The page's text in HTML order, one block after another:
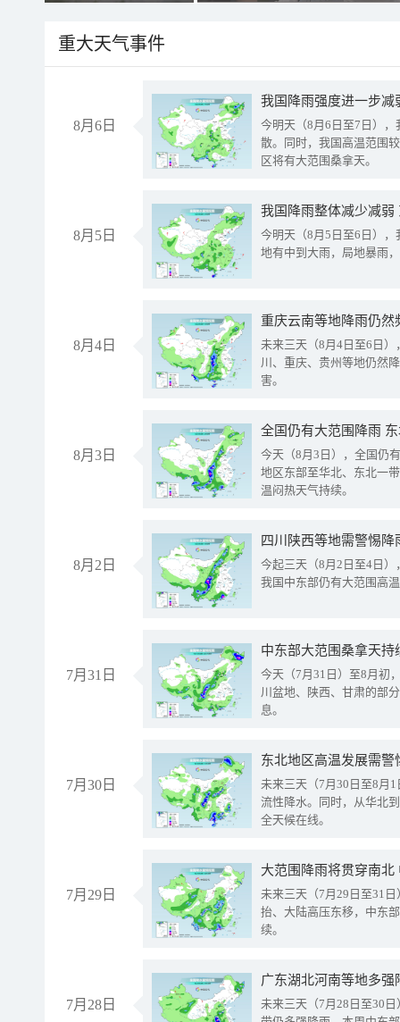
重大天气事件
8月6日
今明天（8月6日至7日）
散。同时，我国高温范围
区将有大范围桑拿天。
8月5日
我国降雨整体减少减弱
今明天（8月5日至6日）
地有中到大雨，局地暴雨
8月4日
重庆云南等地降雨仍然
未来三天（8月4日至6日
川、重庆、贵州等地仍然
害。
8月3日
全国仍有大范围降雨
今天（8月3日），全国仍
地区东部至华北、东北一
温闷热天气持续。
8月2日
今起三天（8月2日至4日
我国中东部仍有大范围高
7月31日
中东部大范围桑拿天
今天（7月31日）至8月初
川盆地、陕西、甘肃的部
息。
7月30日
东北地区高温发展需
未来三天（7月30日至8月
流性降水。同时，从华北
全天候在线。
7月29日
大范围降雨将贯穿南
未来三天（7月29日至31
抬、大陆高压东移，中东
续。
7月28日
广东湖北河南等地多
未来三天（7月28日至30